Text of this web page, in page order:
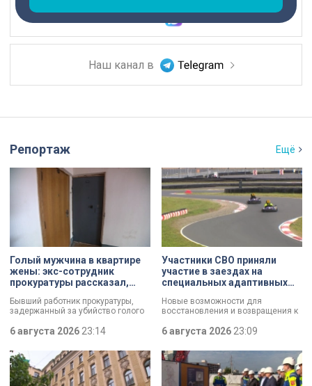
Наш канал в
Репортаж Ещё
Голый мужчина в квартире
жены: экс-сотрудник
прокуратуры рассказал,
Бывший работник прокуратуры,
задержанный за убийство голого
которые толкнули его на страшное
преступление. Два года назад он
вынес мертвеца из дома на улице
Луначарского, выдавая
бездыханного мужчину за
изрядно перебравшего приятеля.
6 августа 2026 23:14
Участники СВО приняли
участие в заездах на
специальных адаптивных
Новые возможности для
восстановления и возвращения к
фонда «СВОй дом» в Петербурге
встретились с участниками
специальной военной операции,
которые сейчас проходят курс
реабилитации. Главным событием
дня стали заезды на специальных
6 августа 2026 23:09